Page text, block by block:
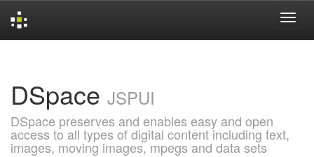
DSpace JSPUI
DSpace preserves and enables easy and open
access to all types of digital content including text,
images, moving images, mpegs and data sets